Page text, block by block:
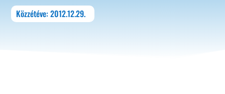
Közzétéve: 2012.12.29.